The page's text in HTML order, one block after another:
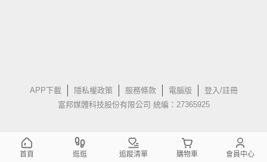
APP下載 隱私權政策 服務條款 電腦版
登入/註冊
富邦媒體科技股份有限公司 統編：27365925
首頁 逛逛 追蹤清單 購物車 會員中心